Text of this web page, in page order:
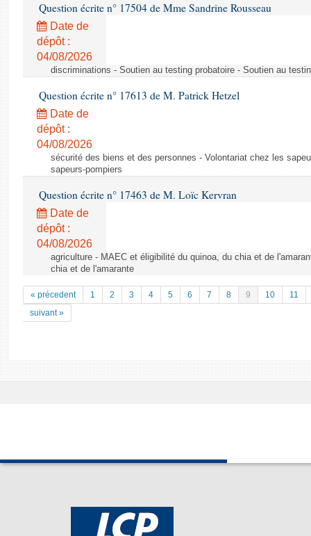
Question écrite n° 17504 de Mme Sandrine Rousseau
Date de
dépôt :
04/08/2026
discriminations - Soutien au testing probatoire - Soutien au
Question écrite n° 17613 de M. Patrick Hetzel
Date de
dépôt :
04/08/2026
sécurité des biens et des personnes - Volontariat chez les
sapeurs-pompiers
Question écrite n° 17463 de M. Loïc Kervran
Date de
dépôt :
04/08/2026
agriculture - MAEC et éligibilité du quinoa, du chia et de
chia et de l'amarante
« précedent 1 2 3 4 5 6 7 8 9 10
11
suivant »